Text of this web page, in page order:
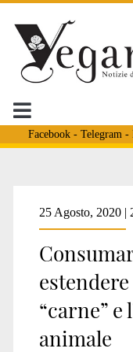
Facebook- Telegram -
Tag:
25 Agosto, 2020 |
“carne” e
animale